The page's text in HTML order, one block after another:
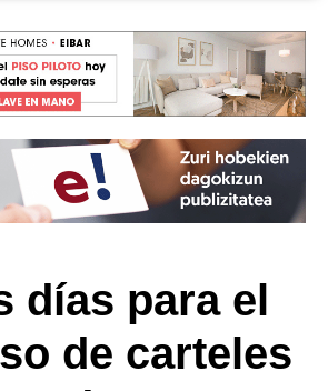
días para el
de carteles